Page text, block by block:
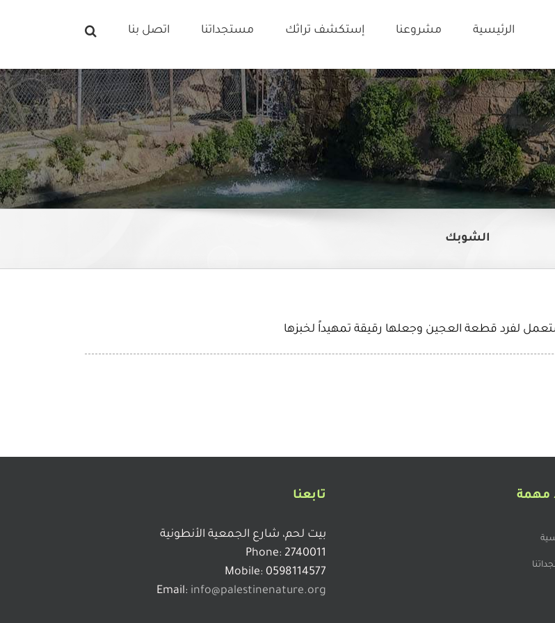
الرئيسية مشروعنا إستكشف تراثك مستجداتنا اتصل بنا
الشوبك
لفرد قطعة العجين وجعلها رقيقة تمهيداً لخبزها
مهمة تابعنا
بيت لحم، شارع الجمعية الأنطونية
Phone: 2740011
Mobile: 0598114577
Email: info@palestinenature.org